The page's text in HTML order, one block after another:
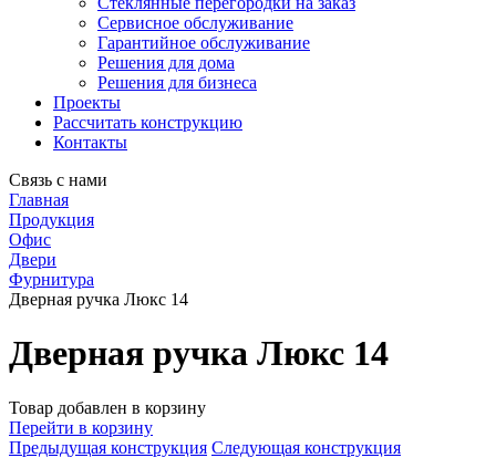
Сервисное обслуживание
Гарантийное обслуживание
Решения для дома
Решения для бизнеса
Проекты
Рассчитать конструкцию
Контакты
Связь с нами
Главная
Продукция
Офис
Двери
Фурнитура
Дверная ручка Люкс 14
Дверная ручка Люкс 14
Товар добавлен в корзину
Перейти в корзину
Предыдущая конструкция Следующая конструкция